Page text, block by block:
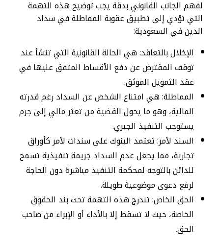
​لفهم الجانب القانوني بدقة يجب توضيح هذه التهمة
التي تؤدي إلى تطبيق عقوبة المماطلة في سداد
الدين في السعودية:
​الإخلال بالتعاقد: هي الحالة القانونية التي تنشأ عند
توقف المقترض عن دفع الأقساط المتفق عليها في
عقد التمويل الموثق.
​المماطلة: هي امتناع الشخص عن السداد رغم قدرته
المالية، وهو ما يحول القضية من تعثر مالي إلى جرم
يستوجب التنفيذ الجبري.
​السند لأمر: تعتمد البنوك على سندات لأمر كأوراق
تجارية، مما يجعل عدم السداد جريمة تنفيذية تسمح
للدائن بالتوجه لمحكمة التنفيذ مباشرة دون الحاجة
لرفع دعوى موضوعية طويلة.
​الحق الخاص: تندرج هذه التهمة تحت بند الحقوق
الخاصة، حيث لا تسقط إلا بالأداء أو الإبراء من صاحب
الحق.